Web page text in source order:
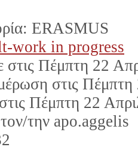
ERASMUS
work in progress
στις Πέμπτη 22
στις
Πέμπτη 22
την apo.aggelis